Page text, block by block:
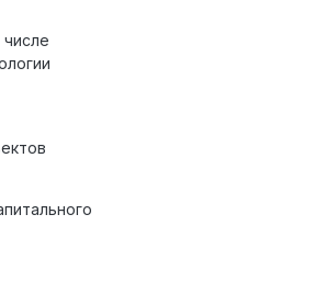
дома»